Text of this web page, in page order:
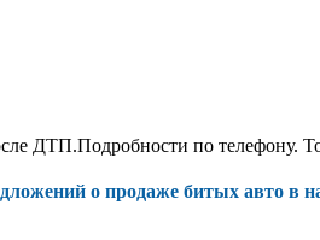
ДТП.Подробности по телефону.
о продаже битых авто в